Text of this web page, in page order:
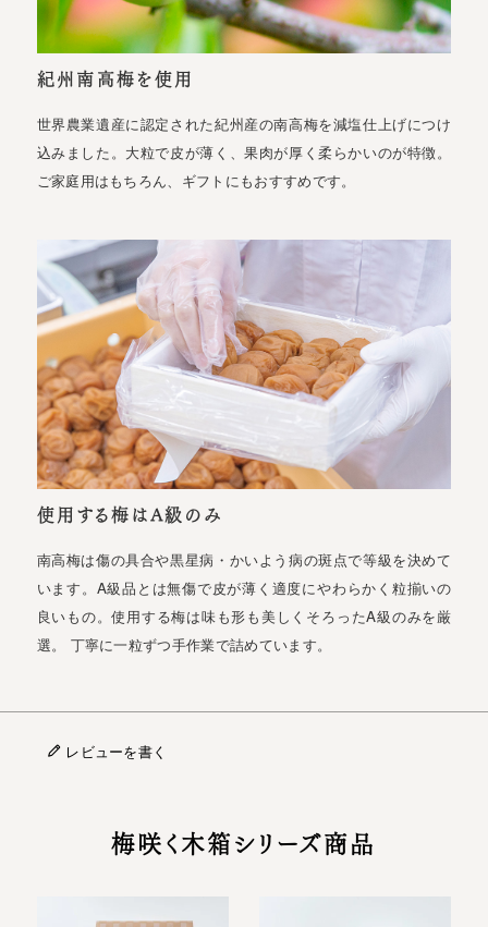
紀州南高梅を使用
世界農業遺産に認定された紀州産の南高梅を減塩仕上げにつけ
込みました。大粒で皮が薄く、果肉が厚く柔らかいのが特徴。
ご家庭用はもちろん、ギフトにもおすすめです。
使用する梅はA級のみ
南高梅は傷の具合や黒星病・かいよう病の斑点で等級を決めて
います。A級品とは無傷で皮が薄く適度にやわらかく粒揃いの
良いもの。使用する梅は味も形も美しくそろったA級のみを厳
選。 丁寧に一粒ずつ手作業で詰めています。
レビューを書く
梅咲く木箱シリーズ商品